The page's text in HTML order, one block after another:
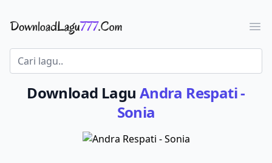
Download Lagu - LaguJoss.com
Download Lagu Andra Respati -
Sonia